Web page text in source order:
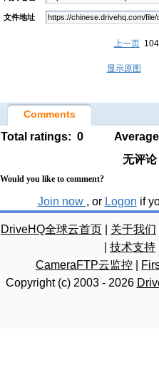
文件地址
上一页
显示原图
Comments
Total ratings: 0
无评论
Would you like to comment?
Join now , or Logon if
DriveHQ全球云首页 关于我们
技术支持
CameraFTP云监控
Copyright (c) 2003 - 2026